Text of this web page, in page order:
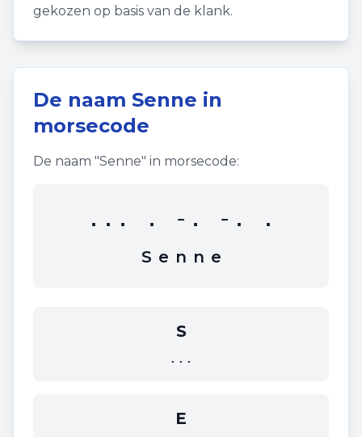
gekozen op basis van de klank.
De naam Senne in
morsecode
De naam "Senne" in morsecode:
... . -. -. .
S e n n e
S
...
E